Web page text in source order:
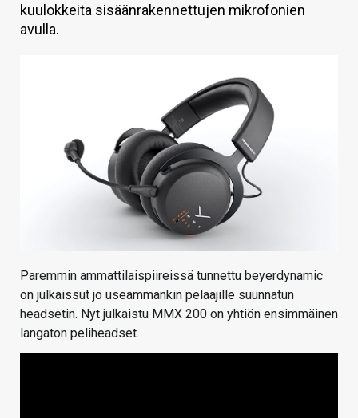
KAUPPA
kuulokkeita sisäänrakennettujen mikrofonien
avulla.
Paremmin ammattilaispiireissä tunnettu beyerdynamic
on julkaissut jo useammankin pelaajille suunnatun
headsetin. Nyt julkaistu MMX 200 on yhtiön ensimmäinen
langaton peliheadset.